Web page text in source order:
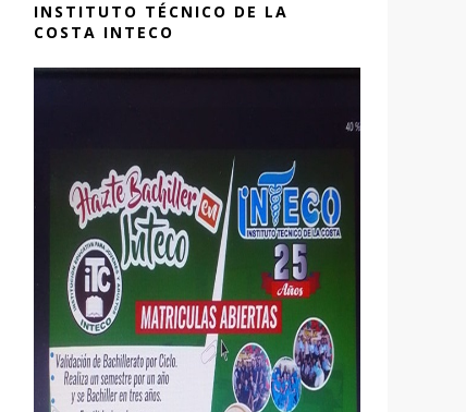
INSTITUTO TÉCNICO DE LA
COSTA INTECO